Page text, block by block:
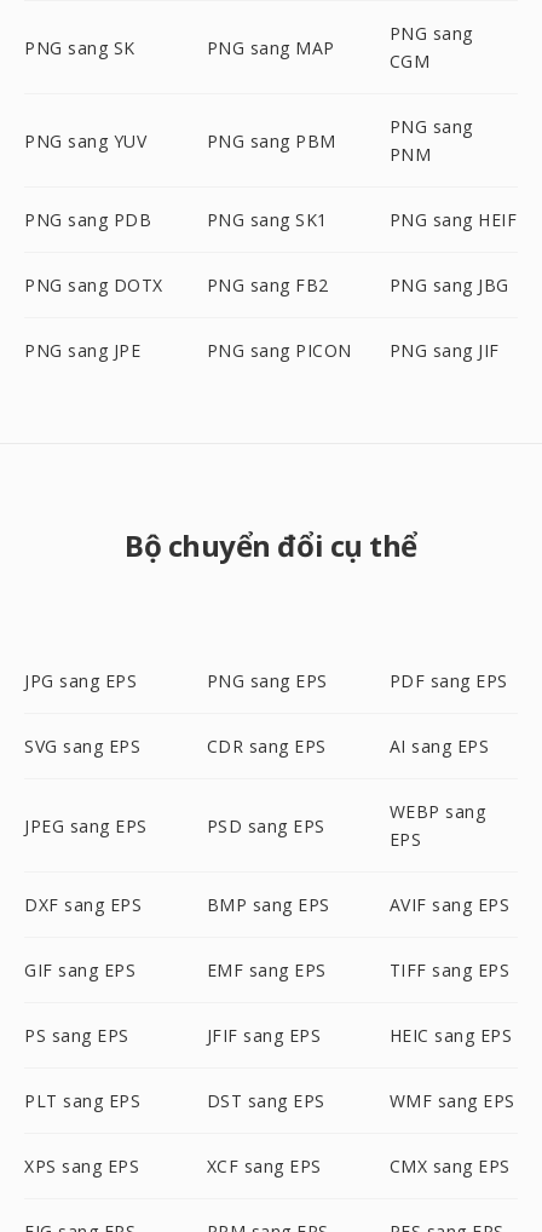
PNG sang SK PNG sang MAP
PNG sang
CGM
PNG sang YUV PNG sang PBM
PNG sang
PNM
PNG sang PDB PNG sang SK1 PNG sang HEIF
PNG sang DOTX PNG sang FB2 PNG sang JBG
PNG sang JPE PNG sang PICON PNG sang JIF
Bộ chuyển đổi cụ thể
JPG sang EPS PNG sang EPS PDF sang EPS
SVG sang EPS CDR sang EPS AI sang EPS
JPEG sang EPS PSD sang EPS
WEBP sang
EPS
DXF sang EPS BMP sang EPS AVIF sang EPS
GIF sang EPS EMF sang EPS TIFF sang EPS
PS sang EPS JFIF sang EPS HEIC sang EPS
PLT sang EPS DST sang EPS WMF sang EPS
XPS sang EPS XCF sang EPS CMX sang EPS